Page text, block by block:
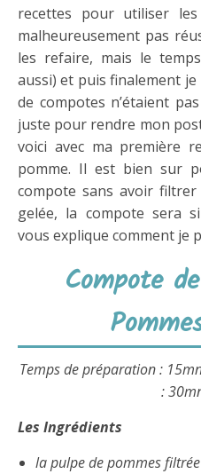
recettes pour utiliser
malheureusement pas
les refaire, mais le
aussi) et puis finalement
de compotes n’étaient
juste pour rendre mon
voici avec ma première
pomme. Il est bien sur
compote sans avoir
gelée, la compote sera
vous explique comment je
Compote
Temps de préparation :
:
Les Ingrédients
la pulpe de pommes